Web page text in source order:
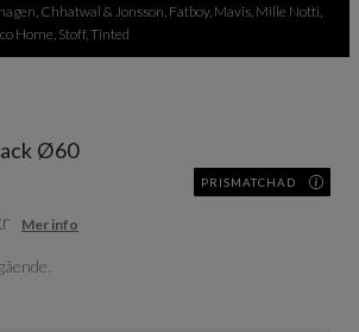
Chhatwal & Jonsson, Fatboy, Mavis, Mille Notti,
Home, Stoff, Tinted
Ø60
PRISMATCHAD
Mer info